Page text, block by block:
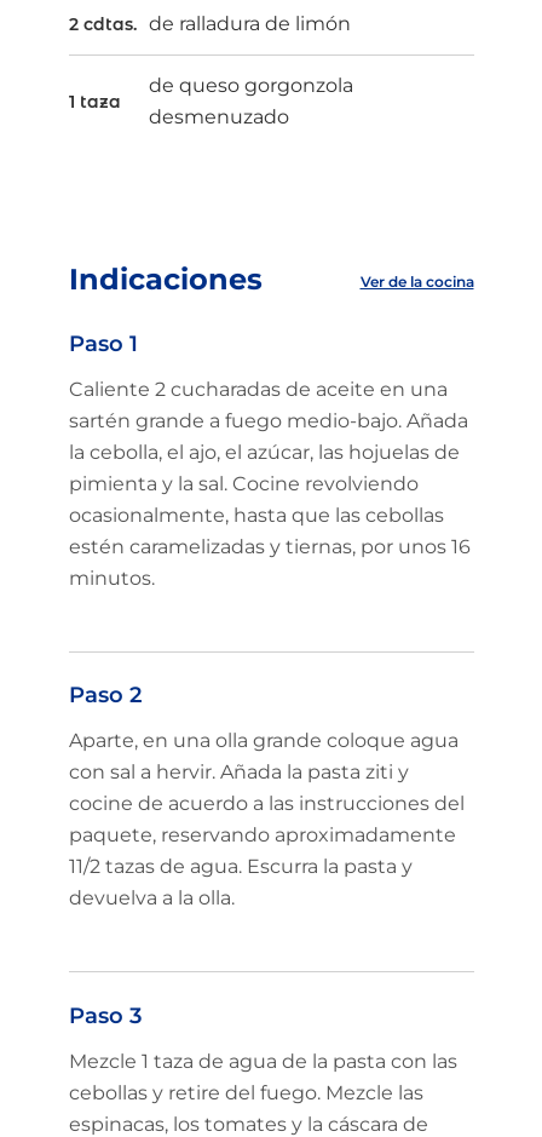
2 cdtas. de ralladura de limón
1 taza
de queso gorgonzola
desmenuzado
Indicaciones Ver de la cocina
Paso 1
Caliente 2 cucharadas de aceite en una
sartén grande a fuego medio-bajo. Añada
la cebolla, el ajo, el azúcar, las hojuelas de
pimienta y la sal. Cocine revolviendo
ocasionalmente, hasta que las cebollas
estén caramelizadas y tiernas, por unos 16
minutos.
Paso 2
Aparte, en una olla grande coloque agua
con sal a hervir. Añada la pasta ziti y
cocine de acuerdo a las instrucciones del
paquete, reservando aproximadamente
11/2 tazas de agua. Escurra la pasta y
devuelva a la olla.
Paso 3
Mezcle 1 taza de agua de la pasta con las
cebollas y retire del fuego. Mezcle las
espinacas, los tomates y la cáscara de